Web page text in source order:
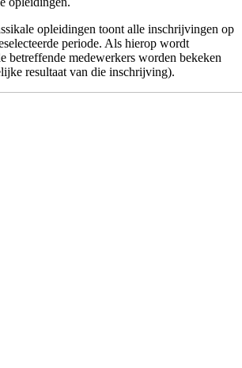
opleidingen toont alle inschrijvingen op
periode. Als hierop wordt
betreffende medewerkers worden bekeken
resultaat van die inschrijving).